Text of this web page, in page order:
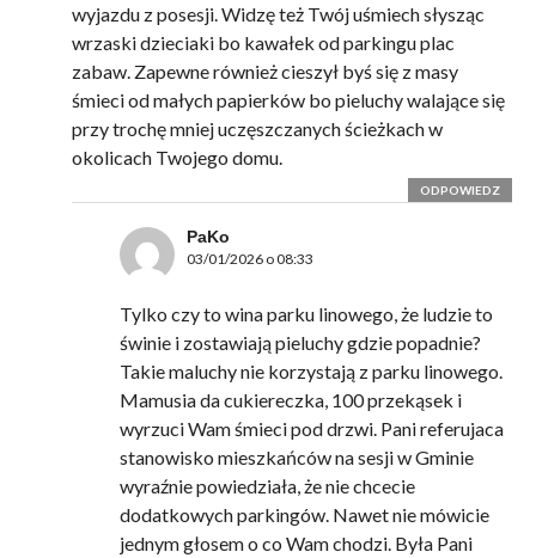
wyjazdu z posesji. Widzę też Twój uśmiech słysząc
wrzaski dzieciaki bo kawałek od parkingu plac
zabaw. Zapewne również cieszył byś się z masy
śmieci od małych papierków bo pieluchy walające się
przy trochę mniej uczęszczanych ścieżkach w
okolicach Twojego domu.
ODPOWIEDZ
PaKo
03/01/2026 o 08:33
Tylko czy to wina parku linowego, że ludzie to
świnie i zostawiają pieluchy gdzie popadnie?
Takie maluchy nie korzystają z parku linowego.
Mamusia da cukiereczka, 100 przekąsek i
wyrzuci Wam śmieci pod drzwi. Pani referujaca
stanowisko mieszkańców na sesji w Gminie
wyraźnie powiedziała, że nie chcecie
dodatkowych parkingów. Nawet nie mówicie
jednym głosem o co Wam chodzi. Była Pani